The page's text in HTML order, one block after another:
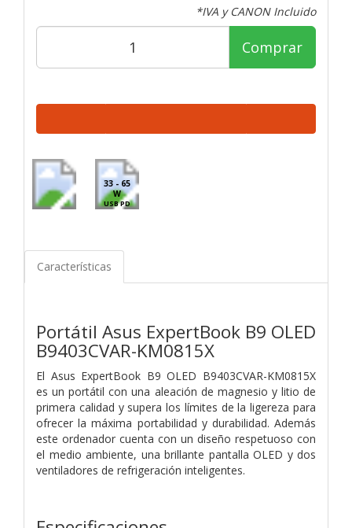
*IVA y CANON Incluido
Comprar
33 - 65
W
USB PD
Características
Portátil Asus ExpertBook B9 OLED
B9403CVAR-KM0815X
El Asus ExpertBook B9 OLED B9403CVAR-KM0815X
es un portátil con una aleación de magnesio y litio de
primera calidad y supera los límites de la ligereza para
ofrecer la máxima portabilidad y durabilidad. Además
este ordenador cuenta con un diseño respetuoso con
el medio ambiente, una brillante pantalla OLED y dos
ventiladores de refrigeración inteligentes.